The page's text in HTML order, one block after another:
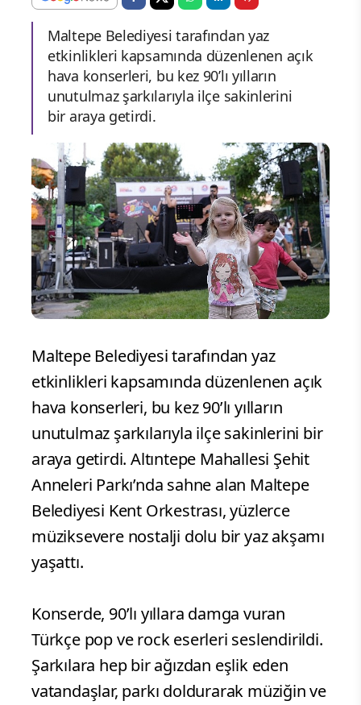
Maltepe Belediyesi tarafından yaz
etkinlikleri kapsamında düzenlenen açık
hava konserleri, bu kez 90’lı yılların
unutulmaz şarkılarıyla ilçe sakinlerini
bir araya getirdi.
Maltepe Belediyesi tarafından yaz
etkinlikleri kapsamında düzenlenen açık
hava konserleri, bu kez 90’lı yılların
unutulmaz şarkılarıyla ilçe sakinlerini bir
araya getirdi. Altıntepe Mahallesi Şehit
Anneleri Parkı’nda sahne alan Maltepe
Belediyesi Kent Orkestrası, yüzlerce
müziksevere nostalji dolu bir yaz akşamı
yaşattı.
Konserde, 90’lı yıllara damga vuran
Türkçe pop ve rock eserleri seslendirildi.
Şarkılara hep bir ağızdan eşlik eden
vatandaşlar, parkı doldurarak müziğin ve